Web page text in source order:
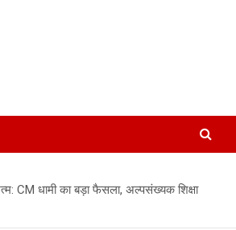
CM धामी का बड़ा फैसला, अल्पसंख्यक शिक्षा